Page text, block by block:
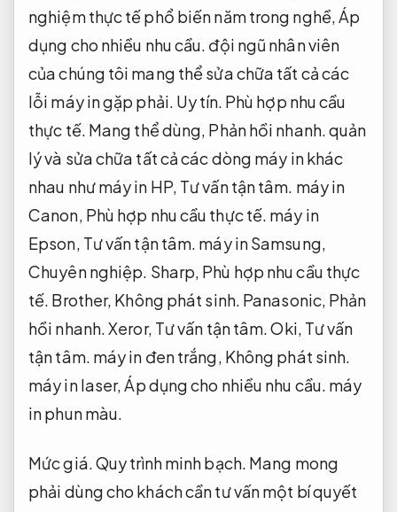
nghiệm thực tế phổ biến năm trong nghề,Áp
dụng cho nhiều nhu cầu. đội ngũ nhân viên
của chúng tôi mang thể sửa chữa tất cả các
lỗi máy in gặp phải. Uy tín. Phù hợp nhu cầu
thực tế. Mang thể dùng, Phản hồi nhanh.quản
lý và sửa chữa tất cả các dòng máy in khác
nhau như máy in HP, Tư vấn tận tâm. máy in
Canon, Phù hợp nhu cầu thực tế. máy in
Epson, Tư vấn tận tâm. máy in Samsung,
Chuyên nghiệp. Sharp, Phù hợp nhu cầu thực
tế. Brother, Không phát sinh. Panasonic, Phản
hồi nhanh.Xeror, Tư vấn tận tâm.Oki, Tư vấn
tận tâm. máy in đen trắng, Không phát sinh.
máy in laser,Áp dụng cho nhiều nhu cầu. máy
in phun màu.
Mức giá.Quy trình minh bạch. Mang mong
phải dùng cho khách cần tư vấn một bí quyết